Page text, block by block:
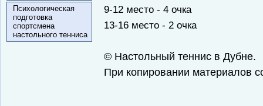
Психологическая
подготовка
спортсмена
настольного тенниса
9-12 место - 4 очка
13-16 место - 2 очка
© Настольный теннис в Дубне.
При копировании материалов